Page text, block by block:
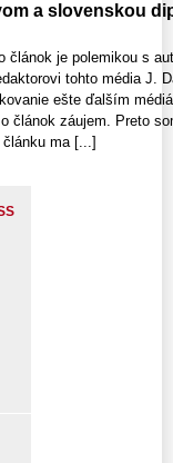
a slovenskou
článok je polemikou s
tohto média J.
ešte ďalším
článok záujem. Preto
ma [...]